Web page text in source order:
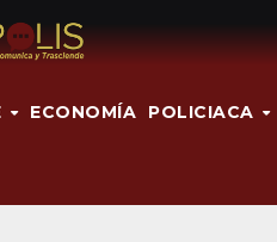
ECONOMÍA POLICIACA